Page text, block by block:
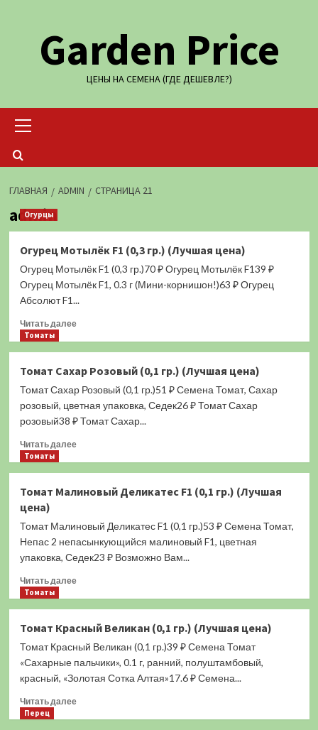
содержимомуGarden Price
ЦЕНЫ НА СЕМЕНА (ГДЕ ДЕШЕВЛЕ?)
меню
ГЛАВНАЯ ADMIN СТРАНИЦА 21
admin
Огурцы
Огурец Мотылёк F1 (0,3 гр.) (Лучшая цена)
Огурец Мотылёк F1 (0,3 гр.)70 ₽ Огурец Мотылёк F139 ₽
Огурец Мотылёк F1, 0.3 г (Мини-корнишон!)63 ₽ Огурец
Абсолют F1...
Читать далееПрочитать
Мотылёк
F1
(0,3
гр.)
цена)
Томаты
Томат Сахар Розовый (0,1 гр.) (Лучшая цена)
Томат Сахар Розовый (0,1 гр.)51 ₽ Семена Томат, Сахар
розовый, цветная упаковка, Седек26 ₽ Томат Сахар
розовый38 ₽ Томат Сахар...
Читать далееПрочитать
Сахар
(0,1
(Лучшая
цена)
Томаты
Томат Малиновый Деликатес F1 (0,1 гр.) (Лучшая
цена)
Томат Малиновый Деликатес F1 (0,1 гр.)53 ₽ Семена Томат,
Непас 2 непасынкующийся малиновый F1, цветная
упаковка, Седек23 ₽ Возможно Вам...
Читать далееПрочитать
Малиновый
Деликатес
F1
(Лучшая
Томаты
Томат Красный Великан (0,1 гр.) (Лучшая цена)
Томат Красный Великан (0,1 гр.)39 ₽ Семена Томат
«Сахарные пальчики», 0.1 г, ранний, полуштамбовый,
красный, «Золотая Сотка Алтая»17.6 ₽ Семена...
Читать далееПрочитать
Перец